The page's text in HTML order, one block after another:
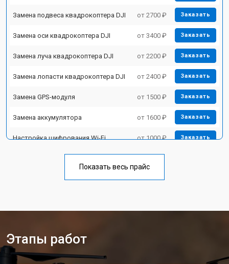
Замена подвеса квадрокоптера DJI от 2700 ₽ Заказать
Замена оси квадрокоптера DJI от 3400 ₽ Заказать
Замена луча квадрокоптера DJI от 2200 ₽ Заказать
Замена лопасти квадрокоптера DJI от 2400 ₽ Заказать
Замена GPS-модуля от 1500 ₽ Заказать
Замена аккумулятора от 1600 ₽ Заказать
Настройка шифрования Wi-Fi от 1000 ₽ Заказать
Замена материнской платы от 2800 ₽
Показать весь прайс
Этапы работ